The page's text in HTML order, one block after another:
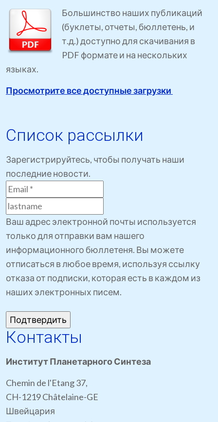
Большинство наших публикаций
(буклеты, отчеты, бюллетень, и
т.д.) доступно для скачивания в
PDF формате и на нескольких
языках.
Просмотрите все доступные загрузки
Список рассылки
Зарегистрируйтесь, чтобы получать наши
последние новости.
Ваш адрес электронной почты используется
только для отправки вам нашего
информационного бюллетеня. Вы можете
отписаться в любое время, используя ссылку
отказа от подписки, которая есть в каждом из
наших электронных писем.
Контакты
Институт Планетарного Синтеза
Chemin de l'Etang 37,
CH-1219 Châtelaine-GE
Швейцария